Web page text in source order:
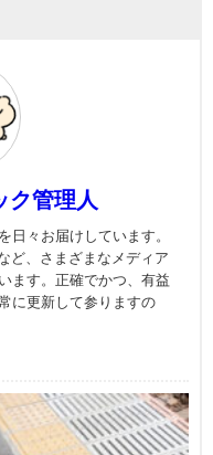
ク管理人
日々お届けしています。
ど、さまざまなメディア
ます。正確でかつ、有益
に更新して参りますの